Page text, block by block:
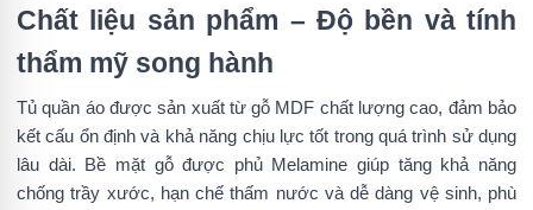
Chất liệu sản phẩm – Độ bền và tính
thẩm mỹ song hành
Tủ quần áo được sản xuất từ gỗ MDF chất lượng cao, đảm bảo
kết cấu ổn định và khả năng chịu lực tốt trong quá trình sử dụng
lâu dài. Bề mặt gỗ được phủ Melamine giúp tăng khả năng
chống trầy xước, hạn chế thấm nước và dễ dàng vệ sinh, phù